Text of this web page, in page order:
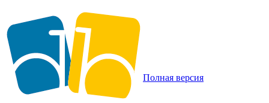
Полная версия